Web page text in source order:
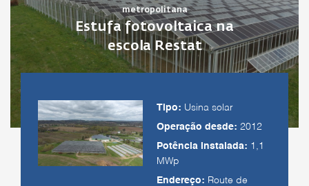
metropolitana
Estufa fotovoltaica na
escola Restat
Tipo: Usina solar
Operação desde: 2012
Potência instalada: 1,1
MWp
Endereço: Route de